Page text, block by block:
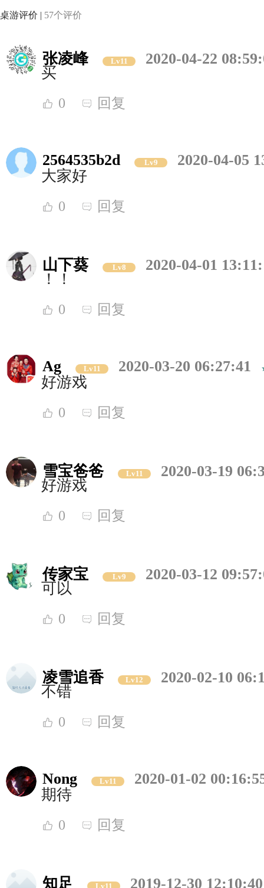
桌游评价 | 57个评价
张凌峰 Lv11
2020-04-22
买
0 回复
2564535b2d Lv9
2020-04-05
大家好
0 回复
山下葵 Lv8
2020-04-01
！！
0 回复
Ag Lv11
2020-03-20 06:27:41
好游戏
0 回复
雪宝爸爸 Lv11
2020-03-19
好游戏
0 回复
传家宝 Lv9
2020-03-12
可以
0 回复
凌雪追香 Lv12
2020-02-10
不错
0 回复
Nong Lv11
2020-01-02
期待
0 回复
知足 Lv11 2019-12-30 12:10:40